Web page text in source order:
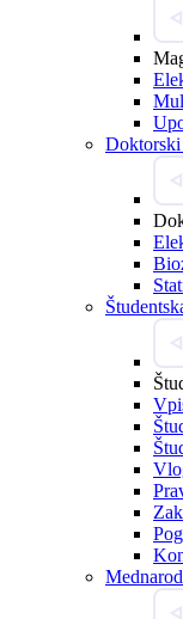
Doktorski